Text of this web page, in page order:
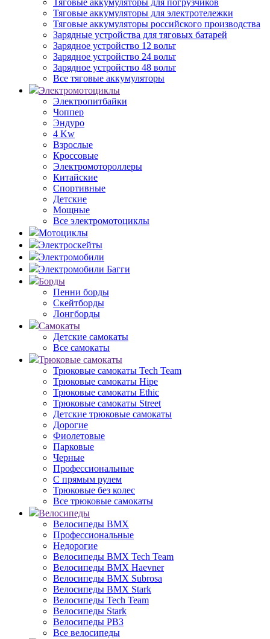
Тяговые аккумуляторы для погрузчиков
Тяговые аккумуляторы для электротележки
Тяговые аккумуляторы российского производства
Зарядные устройства для тяговых батарей
Зарядное устройство 12 вольт
Зарядное устройство 24 вольт
Зарядное устройство 48 вольт
Все тяговые аккумуляторы
Электромотоциклы
Электропитбайки
Чоппер
Эндуро
4 Kw
Взрослые
Кроссовые
Электромотороллеры
Китайские
Спортивные
Детские
Мощные
Все электромотоциклы
Мотоциклы
Электроскейты
Электромобили
Электромобили Багги
Борды
Пенни борды
Скейтборды
Лонгборды
Самокаты
Детские самокаты
Все самокаты
Трюковые самокаты
Трюковые самокаты Tech Team
Трюковые самокаты Hipe
Трюковые самокаты Ethic
Трюковые самокаты Street
Детские трюковые самокаты
Дорогие
Фиолетовые
Парковые
Черные
Профессиональные
С прямым рулем
Трюковые без колес
Все трюковые самокаты
Велосипеды
Велосипеды BMX
Профессиональные
Недорогие
Велосипеды BMX Tech Team
Велосипеды BMX Haevner
Велосипеды BMX Subrosa
Велосипеды BMX Stark
Велосипеды Tech Team
Велосипеды Stark
Велосипеды РВЗ
Все велосипеды